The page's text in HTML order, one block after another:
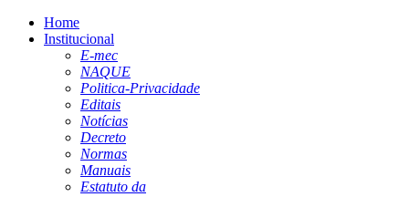
Home
Institucional
E-mec
NAQUE
Politica-Privacidade
Editais
Notícias
Decreto
Normas
Manuais
Estatuto da